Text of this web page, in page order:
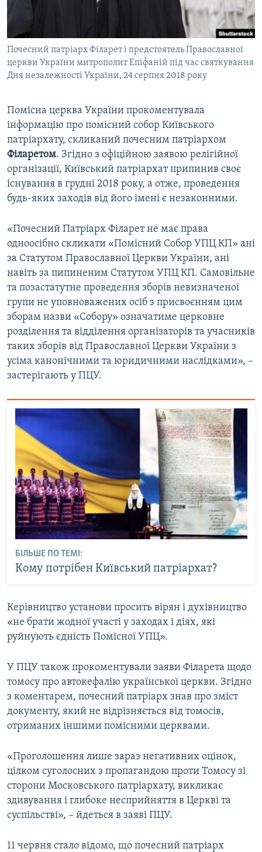
ВІДЕОУРОКИ «ELIFBE»
СВІДЧЕННЯ ОКУПАЦІЇ
УКРАЇНСЬКА ПРОБЛЕМА КРИМУ
ІНФОГРАФІКА
Русский
Qırımtatar
ДОЛУЧАЙСЯ!
Усі сайти RFE/RL
Почесний патріарх Філарет і предстоятель Православної
церкви України митрополит Епіфаній під час святкування
Дня незалежності України, 24 серпня 2018 року
Помісна церква України прокоментувала
інформацію про помісний собор Київського
патріархату, скликаний почесним патріархом
Філаретом. Згідно з офіційною заявою релігійної
організації, Київський патріархат припинив своє
існування в грудні 2018 року, а отже, проведення
будь-яких заходів від його імені є незаконними.
«Почесний Патріарх Філарет не має права
одноосібно скликати «Помісний Собор УПЦ КП» ані
за Статутом Православної Церкви України, ані
навіть за пипиненим Статутом УПЦ КП. Самовільне
та позастатутне проведення зборів невизначеної
групи не уповноважених осіб з присвоєнням цим
зборам назви «Собору» означатиме церковне
розділення та відділення організаторів та учасників
таких зборів від Православної Церкви України з
усіма канонічними та юридичними наслідками», –
застерігають у ПЦУ.
БІЛЬШЕ ПО ТЕМІ:
Кому потрібен Київський патріархат?
Керівництво установи просить вірян і духівництво
«не брати жодної участі у заходах і діях, які
руйнують єдність Помісної УПЦ».
У ПЦУ також прокоментували заяви Філарета щодо
томосу про автокефалію української церкви. Згідно
з коментарем, почесний патріарх знав про зміст
документу, який не відрізняється від томосів,
отриманих іншими помісними церквами.
«Проголошення лише зараз негативних оцінок,
цілком суголосних з пропагандою проти Томосу зі
сторони Московського патріархату, викликає
здивування і глибоке несприйняття в Церкві та
суспільстві», – йдеться в заяві ПЦУ.
11 червня стало відомо, що почесний патріарх